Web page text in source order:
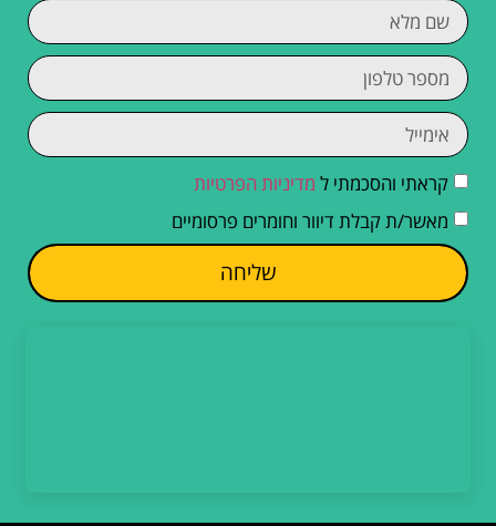
קראתי והסכמתי ל מדיניות הפרטיות
מאשר/ת קבלת דיוור וחומרים פרסומיים
שליחה